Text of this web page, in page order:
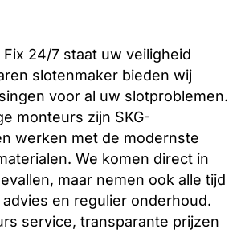
24/7 staat uw veiligheid
slotenmaker bieden wij
voor al uw slotproblemen.
monteurs zijn SKG-
werken met de modernste
We komen direct in
maar nemen ook alle tijd
en regulier onderhoud.
service, transparante prijzen